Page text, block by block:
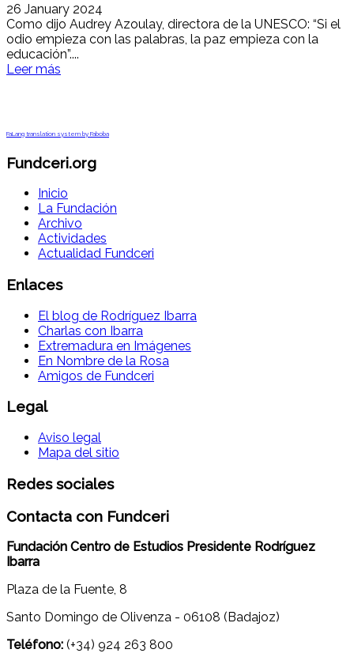
26 January 2024
Como dijo Audrey Azoulay, directora de la UNESCO: “Si el
odio empieza con las palabras, la paz empieza con la
educación”....
Leer más
FaLang translation system by Faboba
Fundceri.org
Inicio
La Fundación
Archivo
Actividades
Actualidad Fundceri
Enlaces
El blog de Rodríguez Ibarra
Charlas con Ibarra
Extremadura en Imágenes
En Nombre de la Rosa
Amigos de Fundceri
Legal
Aviso legal
Mapa del sitio
Redes sociales
Contacta con Fundceri
Fundación Centro de Estudios Presidente Rodríguez
Ibarra
Plaza de la Fuente, 8
Santo Domingo de Olivenza - 06108 (Badajoz)
Teléfono: (+34) 924 263 800